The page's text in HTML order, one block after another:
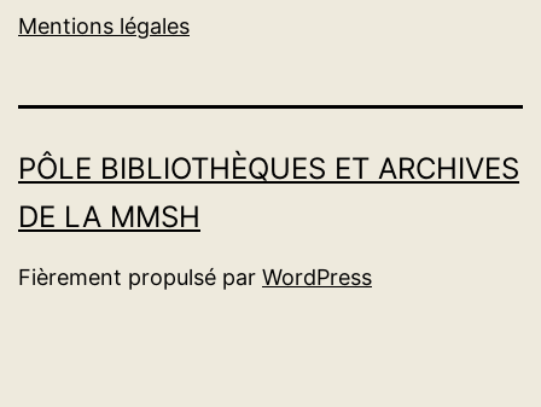
Mentions légales
PÔLE BIBLIOTHÈQUES ET ARCHIVES
DE LA MMSH
Fièrement propulsé par WordPress